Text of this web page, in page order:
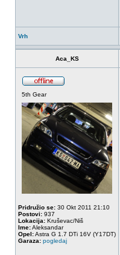
Vrh
Aca_KS
5th Gear
Pridružio se: 30 Okt 2011 21:10
Postovi: 937
Lokacija: Kruševac/Niš
Ime:Aleksandar
Opel:Astra G 1.7 DTi 16V (Y17DT)
Garaza: pogledaj